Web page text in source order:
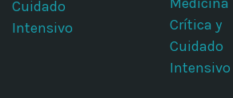
Cuidado
Intensivo
Crítica y
Cuidado
Intensivo